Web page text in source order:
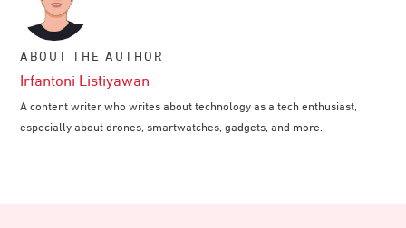
ABOUT THE AUTHOR
Irfantoni Listiyawan
A content writer who writes about technology as a tech enthusiast,
especially about drones, smartwatches, gadgets, and more.